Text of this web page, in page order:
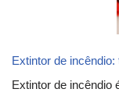
Extintor de
Extintor de incêndio